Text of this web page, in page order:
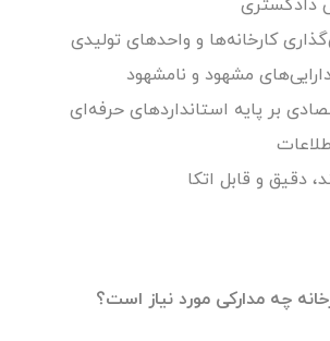
دادگستری
کارخانه‌ها و واحدهای تولیدی
مشهود و نامشهود
بر پایه استانداردهای حرفه‌ای
دقیق و قابل اتکا
چه مدارکی مورد نیاز است؟